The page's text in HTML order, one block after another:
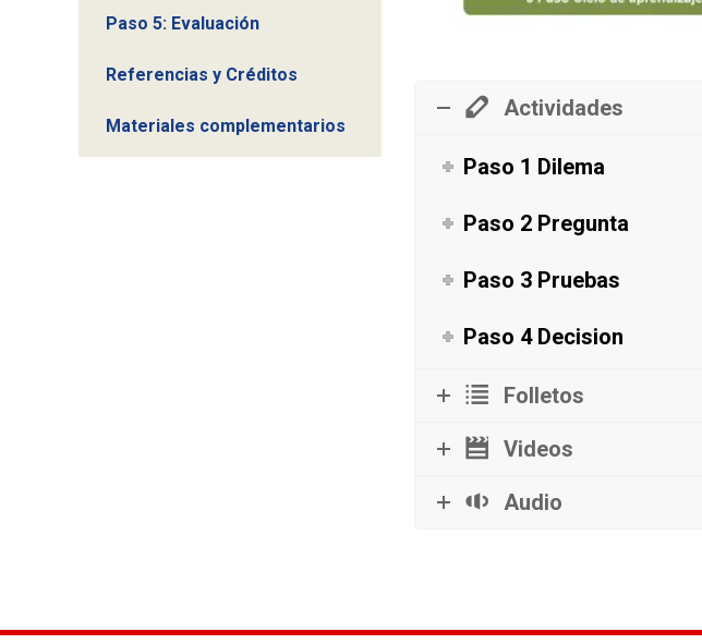
Paso 5: Evaluación
Referencias y Créditos
Materiales complementarios
Actividades
Paso 1 Dilema
Paso 2 Pregunta
Paso 3 Pruebas
Paso 4 Decision
Folletos
Videos
Audio